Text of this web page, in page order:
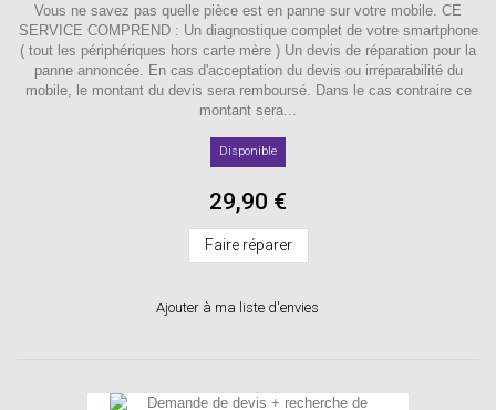
Vous ne savez pas quelle pièce est en panne sur votre mobile. CE
SERVICE COMPREND : Un diagnostique complet de votre smartphone
( tout les périphériques hors carte mère ) Un devis de réparation pour la
panne annoncée. En cas d'acceptation du devis ou irréparabilité du
mobile, le montant du devis sera remboursé. Dans le cas contraire ce
montant sera...
Disponible
29,90 €
Faire réparer
Ajouter à ma liste d'envies